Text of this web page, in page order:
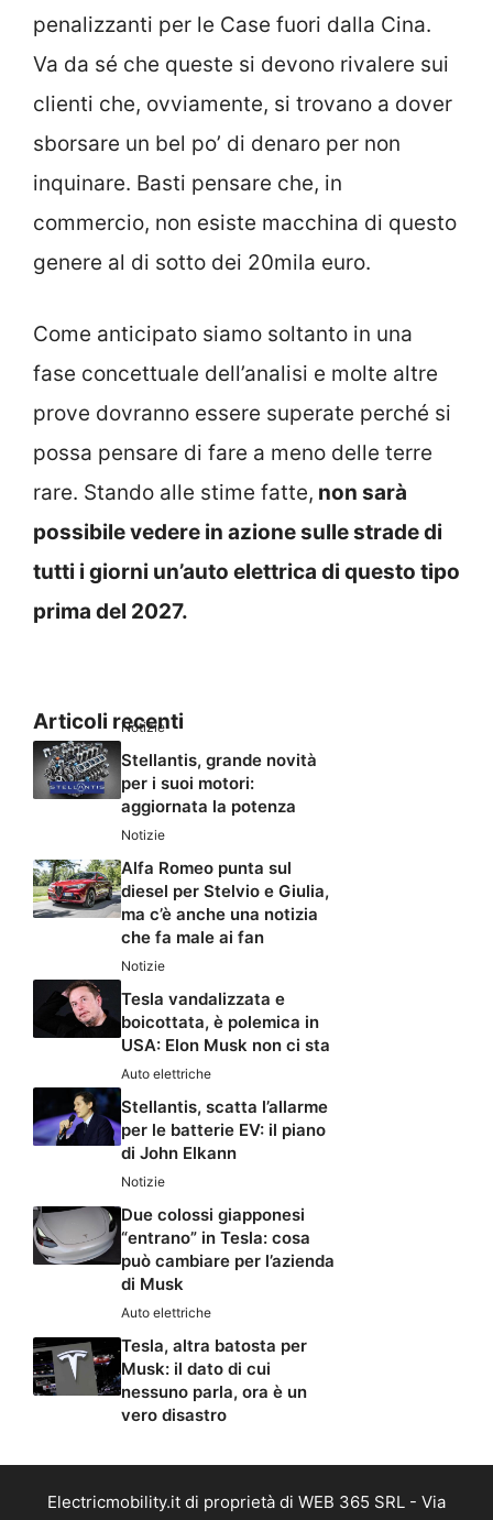
penalizzanti per le Case fuori dalla Cina.
Va da sé che queste si devono rivalere sui
clienti che, ovviamente, si trovano a dover
sborsare un bel po’ di denaro per non
inquinare. Basti pensare che, in
commercio, non esiste macchina di questo
genere al di sotto dei 20mila euro.
Come anticipato siamo soltanto in una
fase concettuale dell’analisi e molte altre
prove dovranno essere superate perché si
possa pensare di fare a meno delle terre
rare. Stando alle stime fatte, non sarà
possibile vedere in azione sulle strade di
tutti i giorni un’auto elettrica di questo tipo
prima del 2027.
Articoli recenti
Notizie
Stellantis, grande novità
per i suoi motori:
aggiornata la potenza
Notizie
Alfa Romeo punta sul
diesel per Stelvio e Giulia,
ma c’è anche una notizia
che fa male ai fan
Notizie
Tesla vandalizzata e
boicottata, è polemica in
USA: Elon Musk non ci sta
Auto elettriche
Stellantis, scatta l’allarme
per le batterie EV: il piano
di John Elkann
Notizie
Due colossi giapponesi
“entrano” in Tesla: cosa
può cambiare per l’azienda
di Musk
Auto elettriche
Tesla, altra batosta per
Musk: il dato di cui
nessuno parla, ora è un
vero disastro
Electricmobility.it di proprietà di WEB 365 SRL - Via